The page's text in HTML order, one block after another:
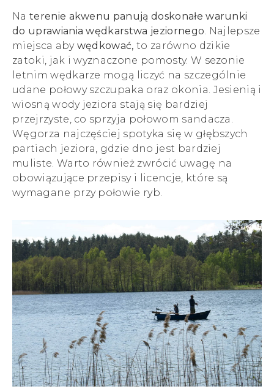
Na terenie akwenu panują doskonałe warunki
do uprawiania wędkarstwa jeziornego . Najlepsze
miejsca aby wędkować, to zarówno dzikie
zatoki, jak i wyznaczone pomosty. W sezonie
letnim wędkarze mogą liczyć na szczególnie
udane połowy szczupaka oraz okonia. Jesienią i
wiosną wody jeziora stają się bardziej
przejrzyste, co sprzyja połowom sandacza.
Węgorza najczęściej spotyka się w głębszych
partiach jeziora, gdzie dno jest bardziej
muliste. Warto również zwrócić uwagę na
obowiązujące przepisy i licencje, które są
wymagane przy połowie ryb.